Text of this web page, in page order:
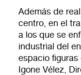
Además de
centro, en el
a los que se
industrial del
espacio figuras
Igone Vélez,